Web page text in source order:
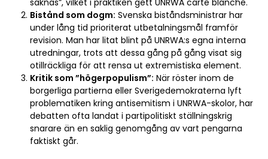
saknas”, vilket i praktiken gett UNRWA carte blanche.
Bistånd som dogm: Svenska biståndsministrar har
under lång tid prioriterat utbetalningsmål framför
revision. Man har litat blint på UNRWA:s egna interna
utredningar, trots att dessa gång på gång visat sig
otillräckliga för att rensa ut extremistiska element.
Kritik som ”högerpopulism”: När röster inom de
borgerliga partierna eller Sverigedemokraterna lyft
problematiken kring antisemitism i UNRWA-skolor, har
debatten ofta landat i partipolitiskt ställningskrig
snarare än en saklig genomgång av vart pengarna
faktiskt går.